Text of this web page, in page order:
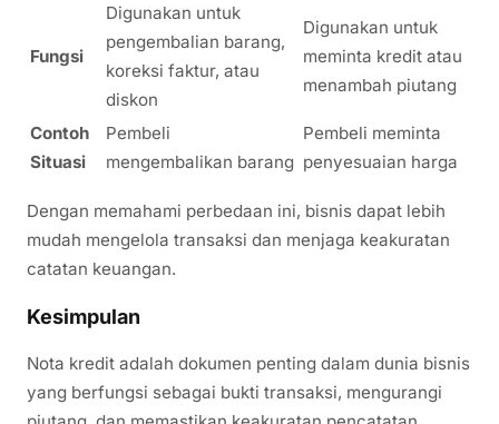
Fungsi
Digunakan untuk
pengembalian barang,
koreksi faktur, atau
diskon
Digunakan untuk
meminta kredit atau
menambah piutang
Contoh
Situasi
Pembeli
mengembalikan barang
Pembeli meminta
penyesuaian harga
Dengan memahami perbedaan ini, bisnis dapat lebih
mudah mengelola transaksi dan menjaga keakuratan
catatan keuangan.
Kesimpulan
Nota kredit adalah dokumen penting dalam dunia bisnis
yang berfungsi sebagai bukti transaksi, mengurangi